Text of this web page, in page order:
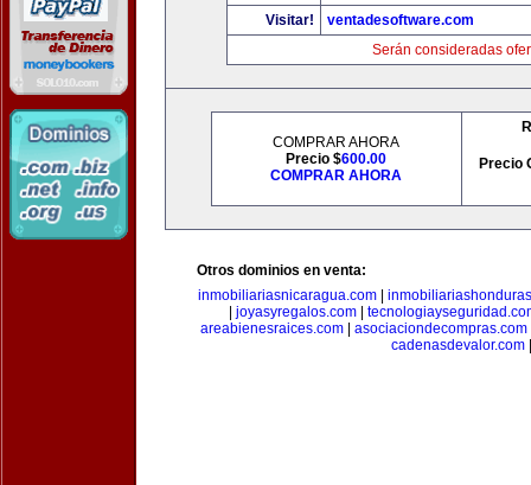
Visitar!
ventadesoftware.com
Serán consideradas
COMPRAR AHORA
Precio $600.00
COMPRAR AHORA
Precio
Otros dominios en venta:
inmobiliariasnicaragua.com|
joyasyregalos.com
areabienesraices.com| asociaciondecompras.com
cadenasdevalor.com|